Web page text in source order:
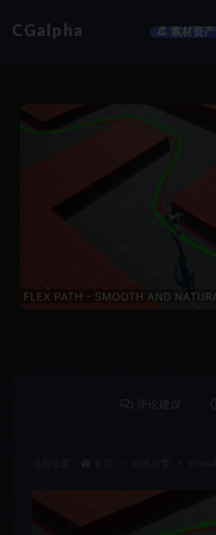
CGalpha 👒 素材资产
评论建议